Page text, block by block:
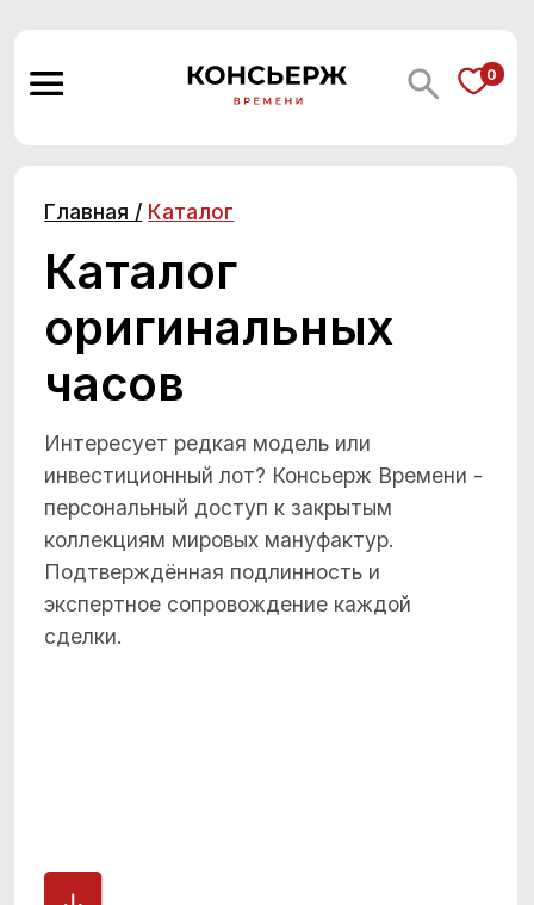
Каталог
оригинальных
часов
Интересует редкая модель или
инвестиционный лот? Консьерж Времени -
коллекциям мировых мануфактур.
Подтверждённая подлинность и
экспертное сопровождение каждой
сделки.